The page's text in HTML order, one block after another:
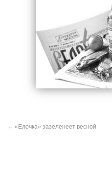
← «Елочка» зазеленеет весной